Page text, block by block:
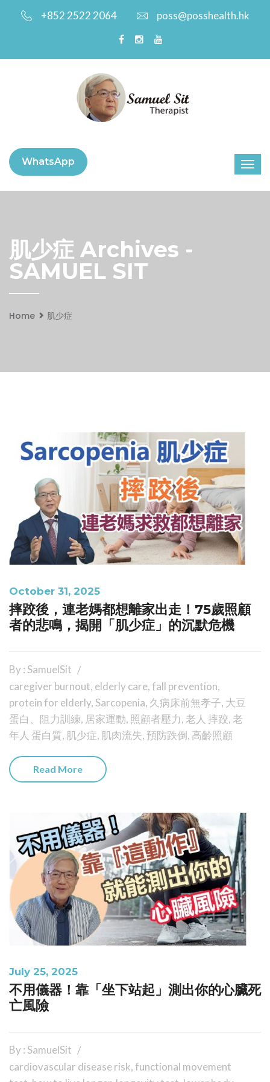
+852 2522 2064 poss@posshealth.hk
WhatsApp
肌少症 Archives -
SAMUEL SIT
Home 肌少症
October 31, 2025
摔跤後，連老媽都想離家出走！75歲照顧
者的悲鳴，揭開「肌少症」的沉默危機
By : SamuelSit
caregiver burnout, elderly care,fall prevention,
protein for elderly, Sarcopenia, 久病床前無孝子, 大豆
蛋白、阻力訓練, 居家運動, 照顧者壓力,老人 摔跤,老
年人 蛋白質, 肌少症, 肌肉流失,預防跌倒, 高齡照顧
Read More
July 25, 2025
不用儀器！靠「坐下站起」測出你的心臟死
亡風險
By : SamuelSit
cardiovascular disease risk,functional movement